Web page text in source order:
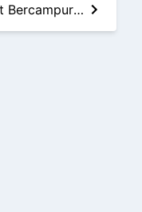
dan Melaka) tetapi Tidak Dapat Bersatu